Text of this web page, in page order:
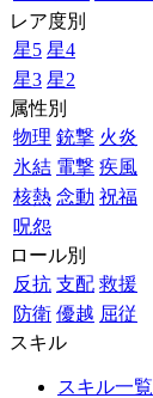
レア度別
星5 星4
星3 星2
属性別
物理 銃撃 火炎
氷結 電撃 疾風
核熱 念動 祝福
呪怨
ロール別
反抗 支配 救援
防衛 優越 屈従
スキル
スキル一覧